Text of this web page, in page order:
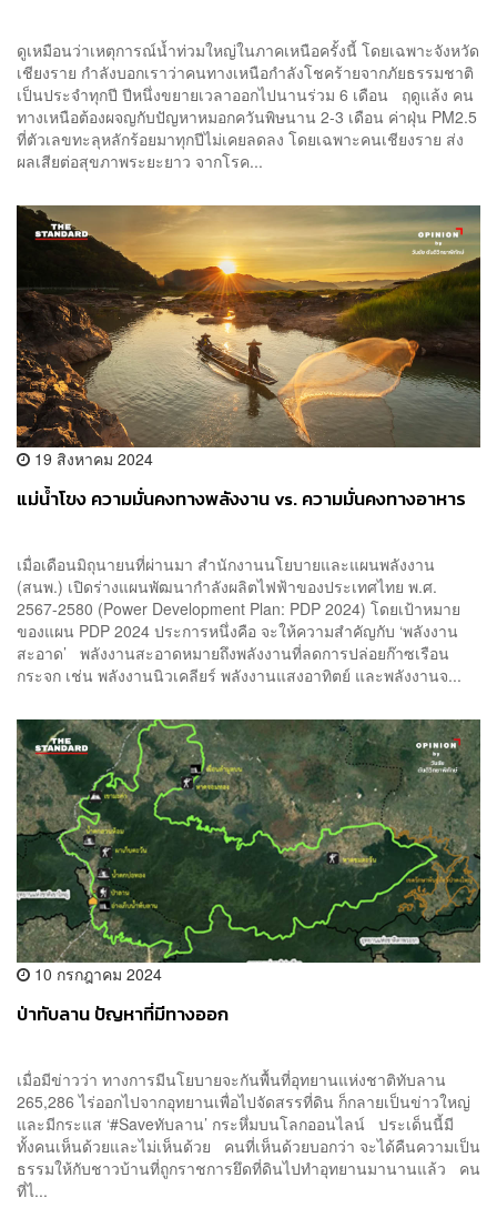
ดูเหมือนว่าเหตุการณ์น้ำท่วมใหญ่ในภาคเหนือครั้งนี้ โดยเฉพาะจังหวัด
เชียงราย กำลังบอกเราว่าคนทางเหนือกำลังโชคร้ายจากภัยธรรมชาติ
เป็นประจำทุกปี ปีหนึ่งขยายเวลาออกไปนานร่วม 6 เดือน ฤดูแล้ง คน
ทางเหนือต้องผจญกับปัญหาหมอกควันพิษนาน 2-3 เดือน ค่าฝุ่น PM2.5
ที่ตัวเลขทะลุหลักร้อยมาทุกปีไม่เคยลดลง โดยเฉพาะคนเชียงราย ส่ง
ผลเสียต่อสุขภาพระยะยาว จากโรค...
19 สิงหาคม 2024
แม่น้ำโขง ความมั่นคงทางพลังงาน vs. ความมั่นคงทางอาหาร
เมื่อเดือนมิถุนายนที่ผ่านมา สำนักงานนโยบายและแผนพลังงาน
(สนพ.) เปิดร่างแผนพัฒนากำลังผลิตไฟฟ้าของประเทศไทย พ.ศ.
2567-2580 (Power Development Plan: PDP 2024) โดยเป้าหมาย
ของแผน PDP 2024 ประการหนึ่งคือ จะให้ความสำคัญกับ ‘พลังงาน
สะอาด’ พลังงานสะอาดหมายถึงพลังงานที่ลดการปล่อยก๊าซเรือน
กระจก เช่น พลังงานนิวเคลียร์ พลังงานแสงอาทิตย์ และพลังงานจ...
10 กรกฎาคม 2024
ป่าทับลาน ปัญหาที่มีทางออก
เมื่อมีข่าวว่า ทางการมีนโยบายจะกันพื้นที่อุทยานแห่งชาติทับลาน
265,286 ไร่ออกไปจากอุทยานเพื่อไปจัดสรรที่ดิน ก็กลายเป็นข่าวใหญ่
และมีกระแส ‘#Saveทับลาน’ กระหึ่มบนโลกออนไลน์ ประเด็นนี้มี
ทั้งคนเห็นด้วยและไม่เห็นด้วย คนที่เห็นด้วยบอกว่า จะได้คืนความเป็น
ธรรมให้กับชาวบ้านที่ถูกราชการยึดที่ดินไปทำอุทยานมานานแล้ว คน
ที่ไ...